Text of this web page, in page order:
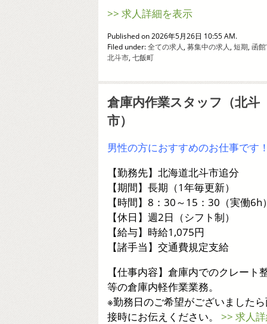
>> 求人詳細を表示
Published on 2026年5月26日 10:55 AM.
Filed under:全ての求人, 募集中の求人, 短期, 函
北斗市, 七飯町
倉庫内作業スタッフ（北斗
市）
男性の方におすすめのお仕事です
【勤務先】北海道北斗市追分
【期間】長期（1年毎更新）
【時間】8：30～15：30（実働6h
【休日】週2日（シフト制）
【給与】時給1,075円
【諸手当】交通費規定支給
【仕事内容】倉庫内でのクレート
等の倉庫内軽作業業務。
※勤務日のご希望がございました
接時にお伝えください。 >> 求人